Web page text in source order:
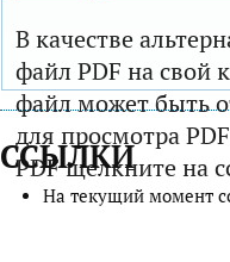
В качестве
файл PDF на свой
файл может быть
для просмотра
PDF щелкните на
ССЫЛКИ
На текущий момент